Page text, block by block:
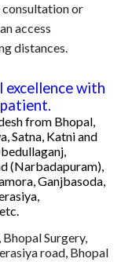
consultation or
access
distances.
excellence with
from Bhopal,
Satna, Katniand
(Narbadapuram),
Ganjbasoda,
.
Bhopal Surgery,
road, Bhopal